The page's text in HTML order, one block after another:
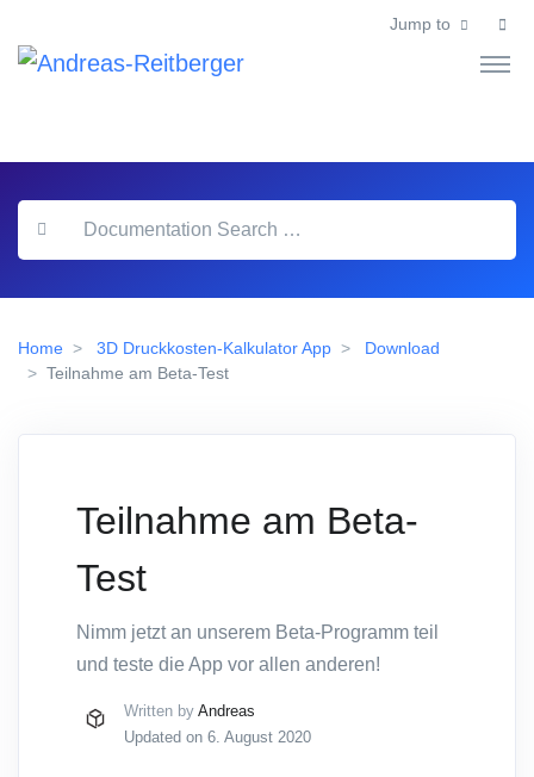
Jump to
Home 3D Druckkosten-Kalkulator App
Download
Teilnahme am Beta-Test
Teilnahme am Beta-
Test
Nimm jetzt an unserem Beta-Programm teil
und teste die App vor allen anderen!
Written by Andreas
Updated on 6. August 2020